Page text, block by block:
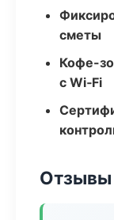
сметы
Кофе-
с Wi‑Fi
Отзывы